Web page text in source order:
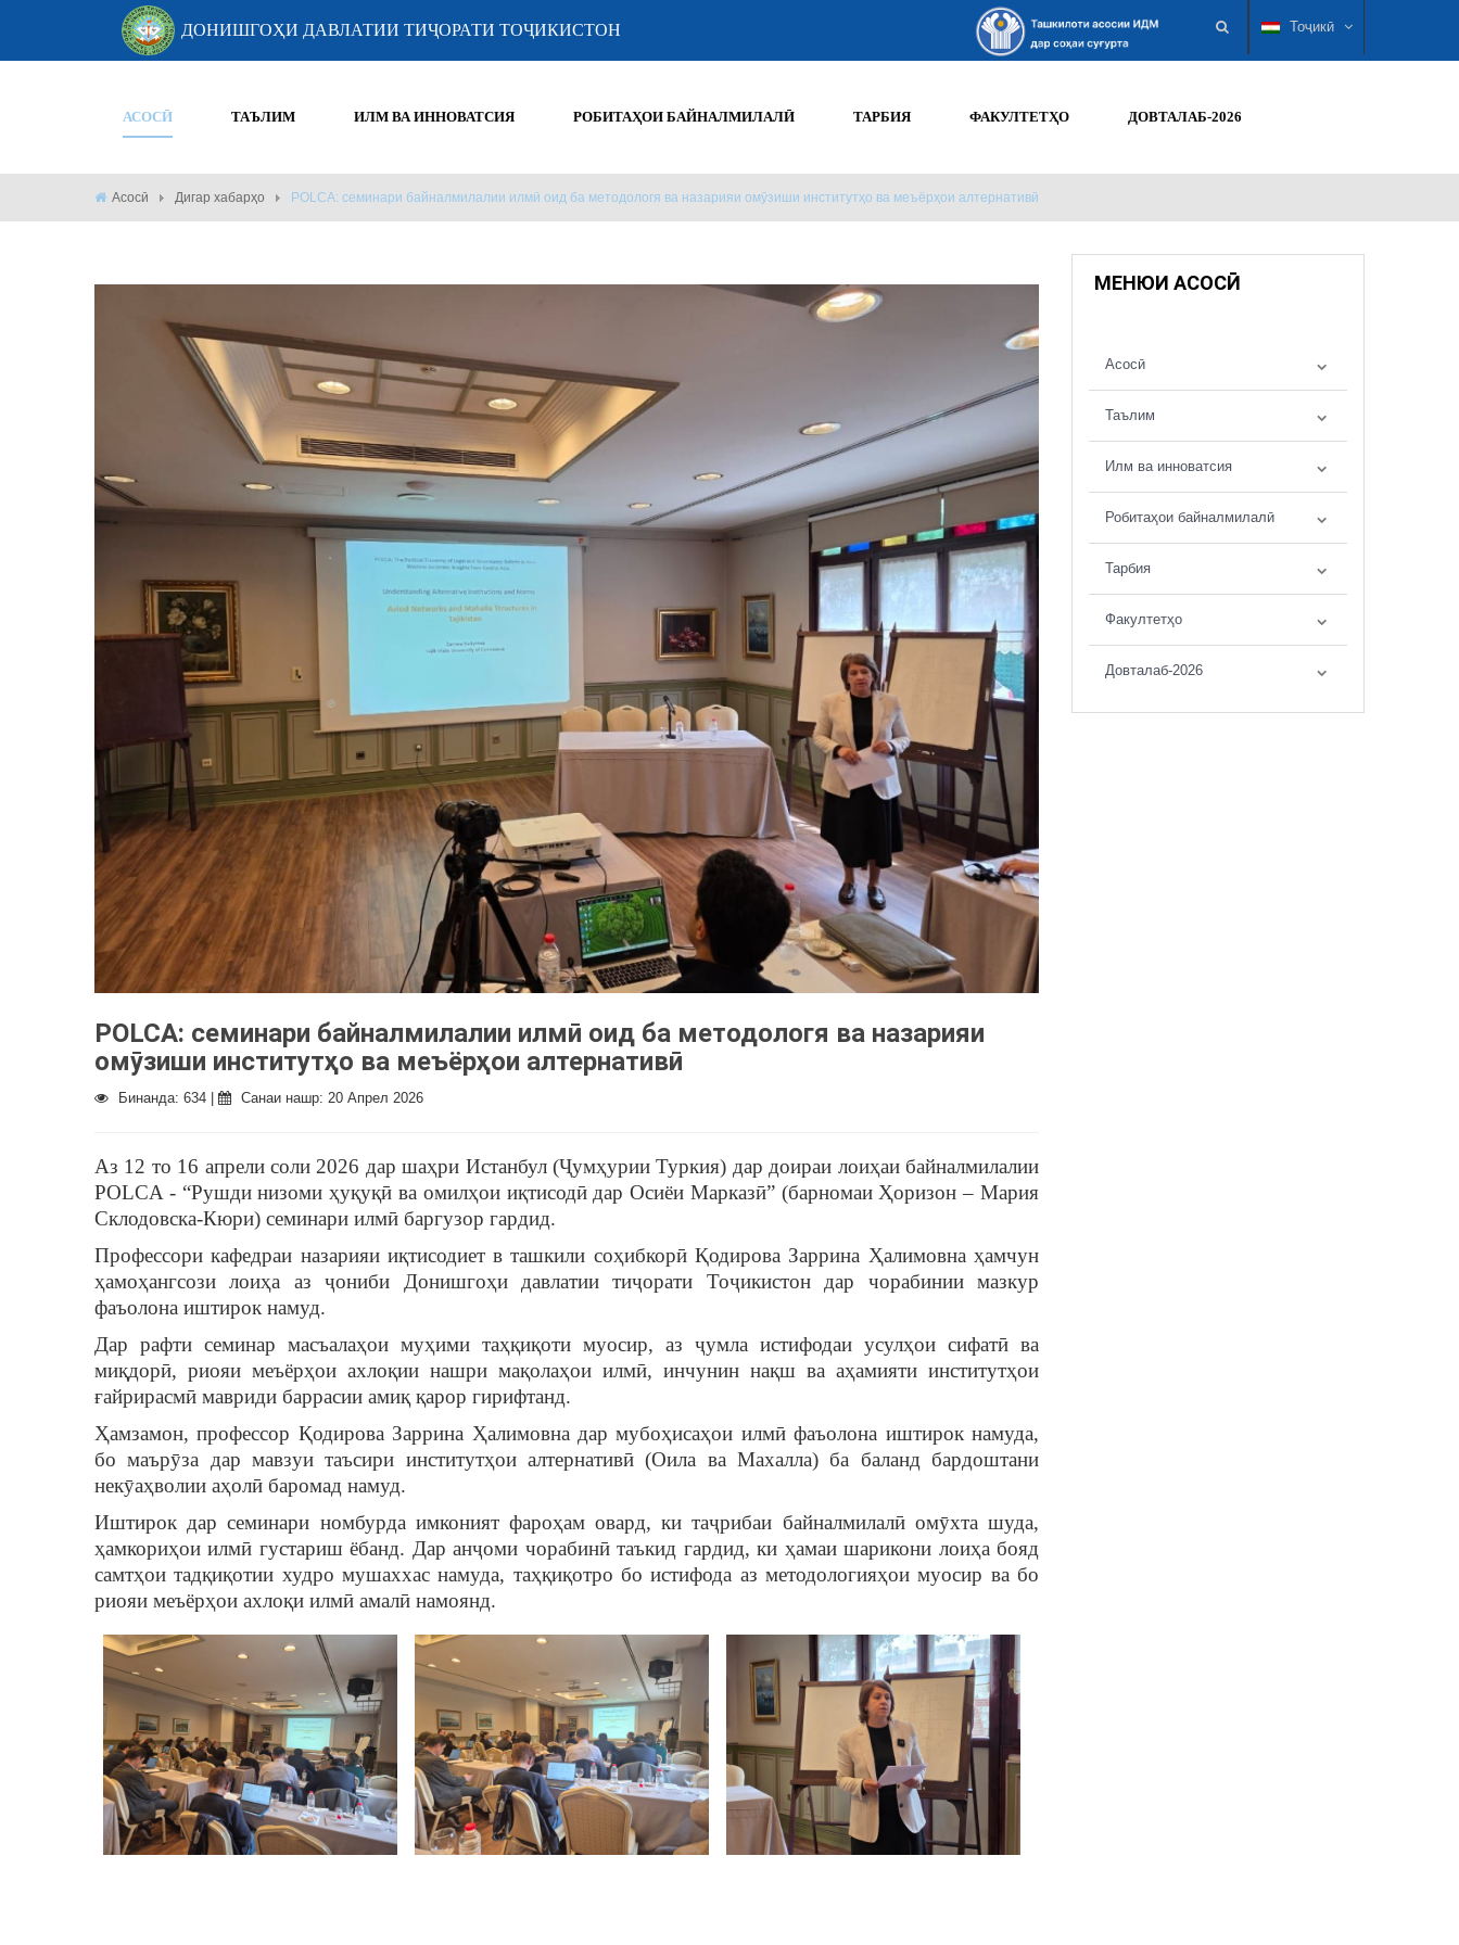
ДОНИШГОҲИ ДАВЛАТИИ ТИҶОРАТИ ТОҶИКИСТОН Тоҷикӣ
АСОСӢ ТАЪЛИМ ИЛМ ВА ИННОВАТСИЯ РОБИТАҲОИ БАЙНАЛМИЛАЛӢ ТАРБИЯ ФАКУЛТЕТҲО ДОВТАЛАБ-2026
Асосӣ Дигар хабарҳо POLCA: семинари байналмилалии илмӣ оид ба методологя ва назарияи омӯзиши институтҳо ва меъёрҳои алтернативӣ
POLCA: семинари байналмилалии илмӣ оид ба методологя ва назарияи
омӯзиши институтҳо ва меъёрҳои алтернативӣ
Бинанда: 634 | Санаи нашр: 20 Апрел 2026
Аз 12 то 16 апрели соли 2026 дар шаҳри Истанбул (Ҷумҳурии Туркия) дар доираи лоиҳаи байналмилалии
POLCA - “Рушди низоми ҳуқуқӣ ва омилҳои иқтисодӣ дар Осиёи Марказӣ” (барномаи Ҳоризон – Мария
Склодовска-Кюри) семинари илмӣ баргузор гардид.
Профессори кафедраи назарияи иқтисодиет в ташкили соҳибкорӣ Қодирова Заррина Ҳалимовна ҳамчун
ҳамоҳангсози лоиҳа аз ҷониби Донишгоҳи давлатии тиҷорати Тоҷикистон дар чорабинии мазкур
фаъолона иштирок намуд.
Дар рафти семинар масъалаҳои муҳими таҳқиқоти муосир, аз ҷумла истифодаи усулҳои сифатӣ ва
миқдорӣ, риояи меъёрҳои ахлоқии нашри мақолаҳои илмӣ, инчунин нақш ва аҳамияти институтҳои
ғайрирасмӣ мавриди баррасии амиқ қарор гирифтанд.
Ҳамзамон, профессор Қодирова Заррина Ҳалимовна дар мубоҳисаҳои илмӣ фаъолона иштирок намуда,
бо маърӯза дар мавзуи таъсири институтҳои алтернативӣ (Оила ва Махалла) ба баланд бардоштани
некӯаҳволии аҳолӣ баромад намуд.
Иштирок дар семинари номбурда имконият фароҳам овард, ки таҷрибаи байналмилалӣ омӯхта шуда,
ҳамкориҳои илмӣ густариш ёбанд. Дар анҷоми чорабинӣ таъкид гардид, ки ҳамаи шарикони лоиҳа бояд
самтҳои тадқиқотии худро мушаххас намуда, таҳқиқотро бо истифода аз методологияҳои муосир ва бо
риояи меъёрҳои ахлоқи илмӣ амалӣ намоянд.
МЕНЮИ АСОСӢ
Асосӣ
Таълим
Илм ва инноватсия
Робитаҳои байналмилалӣ
Тарбия
Факултетҳо
Довталаб-2026